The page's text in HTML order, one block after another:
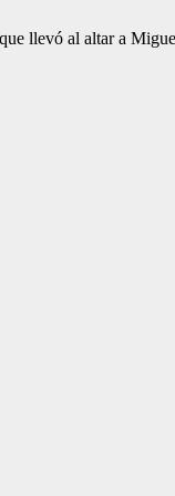
que llevó al altar a